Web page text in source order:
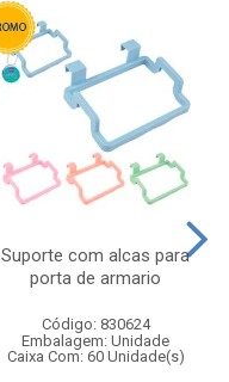
Suporte com alcas para
porta de armario
Código: 830624
Embalagem: Unidade
Caixa Com: 60 Unidade(s)